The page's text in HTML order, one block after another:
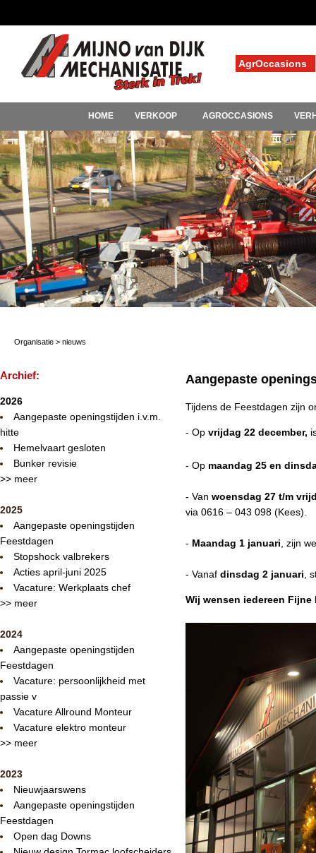
AgrOccasions
HOME VERKOOP AGROCCASIONS
Organisatie > nieuws
Archief:
2026
Aangepaste openingstijden i.v.m.
hitte
Hemelvaart gesloten
Bunker revisie
>> meer
2025
Aangepaste openingstijden
Feestdagen
Stopshock valbrekers
Acties april-juni 2025
Vacature: Werkplaats chef
>> meer
2024
Aangepaste openingstijden
Feestdagen
Vacature: persoonlijkheid met
passie v
Vacature Allround Monteur
Vacature elektro monteur
>> meer
2023
Nieuwjaarswens
Aangepaste openingstijden
Feestdagen
Open dag Downs
Aangepaste
Tijdens de Feestdagen zijn
- Op vrijdag 22 december,
- Op maandag 25 en
- Van woensdag 27 t/m
via 0616 – 043 098 (Kees).
- Maandag 1 januari , zijn
- Vanaf dinsdag 2 januari ,
Wij wensen iedereen